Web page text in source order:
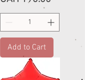
Add to Cart